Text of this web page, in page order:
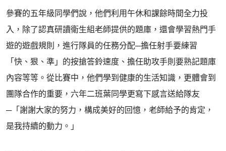
參賽的五年級同學們說，他們利用午休和課餘時間全力投
入，除了認真研讀衛生組老師提供的題庫，還會學習熱門手
遊的遊戲規則，進行隊員的任務分配─擔任射手要練習
「快、狠、準」的按搶答鈴速度、擔任助攻手則要熟記題庫
內容等等。從比賽中，他們學到健康的生活知識，更體會到
團隊合作的重要，六年二班葉同學更寫下感言送給隊友
─「謝謝大家的努力，構成美好的回憶，老師給予的肯定，
是我持續的動力。」